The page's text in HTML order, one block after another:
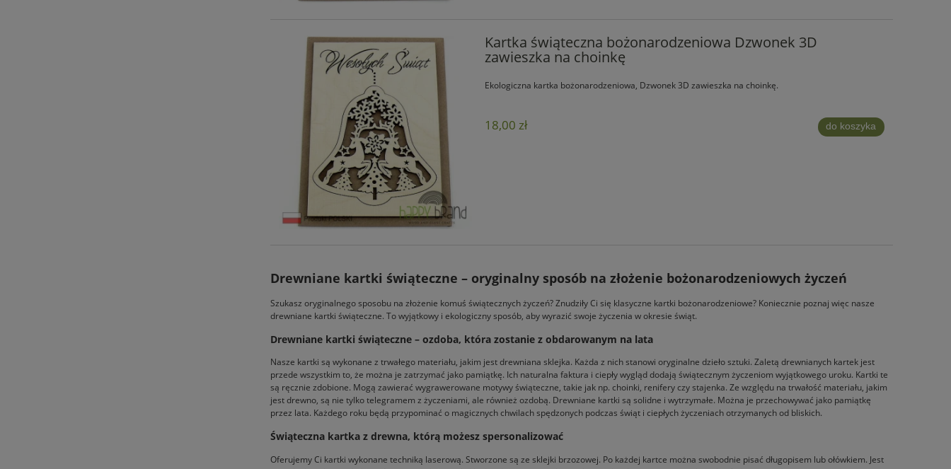
Kartka świąteczna bożonarodzeniowa Dzwonek 3D
zawieszka na choinkę
Ekologiczna kartka bożonarodzeniowa, Dzwonek 3D zawieszka na choinkę.
18,00 zł do koszyka
Drewniane kartki świąteczne – oryginalny sposób na złożenie bożonarodzeniowych życzeń
Szukasz oryginalnego sposobu na złożenie komuś świątecznych życzeń? Znudziły Ci się klasyczne kartki bożonarodzeniowe? Koniecznie poznaj więc nasze
drewniane kartki świąteczne. To wyjątkowy i ekologiczny sposób, aby wyrazić swoje życzenia w okresie świąt.
Drewniane kartki świąteczne – ozdoba, która zostanie z obdarowanym na lata
Nasze kartki są wykonane z trwałego materiału, jakim jest drewniana sklejka. Każda z nich stanowi oryginalne dzieło sztuki. Zaletą drewnianych kartek jest
przede wszystkim to, że można je zatrzymać jako pamiątkę. Ich naturalna faktura i ciepły wygląd dodają świątecznym życzeniom wyjątkowego uroku. Kartki te
są ręcznie zdobione. Mogą zawierać wygrawerowane motywy świąteczne, takie jak np. choinki, renifery czy stajenka. Ze względu na trwałość materiału, jakim
jest drewno, są nie tylko telegramem z życzeniami, ale również ozdobą. Drewniane kartki są solidne i wytrzymałe. Można je przechowywać jako pamiątkę
przez lata. Każdego roku będą przypominać o magicznych chwilach spędzonych podczas świąt i ciepłych życzeniach otrzymanych od bliskich.
Świąteczna kartka z drewna, którą możesz spersonalizować
Oferujemy Ci kartki wykonane techniką laserową. Stworzone są ze sklejki brzozowej. Po każdej kartce można swobodnie pisać długopisem lub ołówkiem. Jest